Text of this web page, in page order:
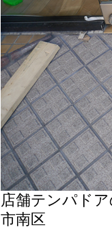
店舗テンパド
市南区